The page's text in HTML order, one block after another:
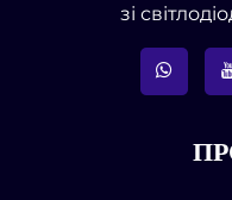
зі